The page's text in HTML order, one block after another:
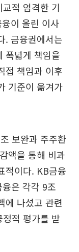
적 엄격한 기
이 올린 이사
. 금융권에서는
폭넓게 책임을
접 책임과 이후
기준이 옮겨가
보완과 주주환
액을 통해 비과
적이다. KB금융
은 각각 9조
에 나섰고 관련
적 평가를 받